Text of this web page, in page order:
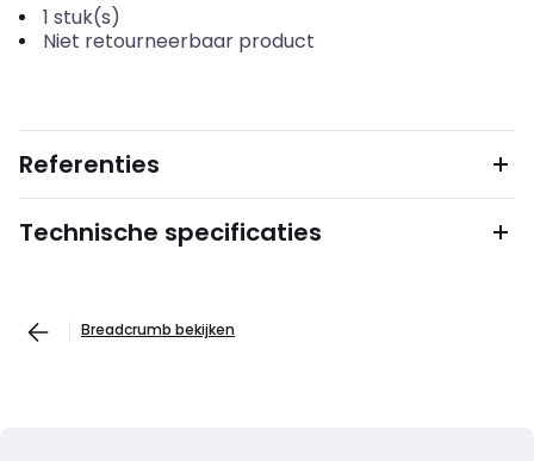
1 stuk(s)
Niet retourneerbaar product
Referenties
Technische specificaties
Breadcrumb bekijken